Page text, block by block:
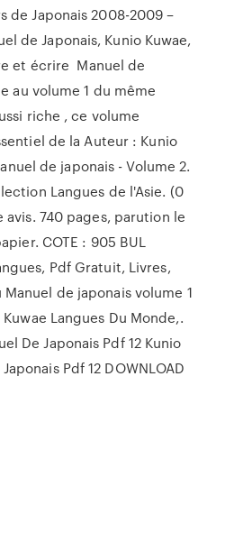
de Japonais 2008-2009 –
de Japonais, Kunio Kuwae,
et écrire Manuel de
au volume 1 du même
riche , ce volume
de la Auteur : Kunio
de japonais - Volume 2.
Langues de l'Asie. (0
avis. 740 pages, parution le
COTE : 905 BUL
Pdf Gratuit, Livres,
de japonais volume 1
Langues Du Monde,.
De Japonais Pdf 12 Kunio
Pdf 12 DOWNLOAD